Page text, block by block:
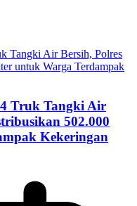
Truk Tangki Air
502.000
Kekeringan